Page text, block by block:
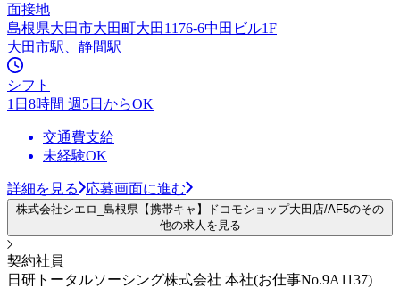
面接地
島根県大田市大田町大田1176-6中田ビル1F
大田市駅、静間駅
シフト
1日8時間 週5日からOK
交通費支給
未経験OK
詳細を見る 応募画面に進む
株式会社シエロ_島根県【携帯キャ】ドコモショップ大田店/AF5のその
他の求人を見る
契約社員
日研トータルソーシング株式会社 本社(お仕事No.9A1137)